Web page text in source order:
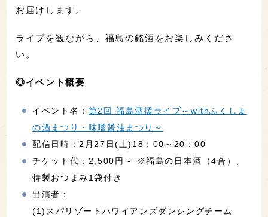
お届けします。
ライブを観ながら、福島の銘酒をお楽しみくださ
い。
◎イベント概要
イベント名： 第2回 福島酒援ライブ～withふくしま
の酒まつり・味噌醤油まつり～
配信日時：2月27日(土)18：00～20：00
チケット代：2,500円～ ※福島の日本酒（4合）、
特製おつまみ1袋付き
出演者：
(1)スパリゾートハワイアンズダンシングチーム